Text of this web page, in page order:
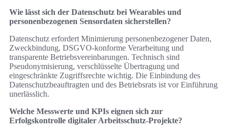
Wie lässt sich der Datenschutz bei Wearables und
personenbezogenen Sensordaten sicherstellen?
Datenschutz erfordert Minimierung personenbezogener Daten,
Zweckbindung, DSGVO‑konforme Verarbeitung und
transparente Betriebsvereinbarungen. Technisch sind
Pseudonymisierung, verschlüsselte Übertragung und
eingeschränkte Zugriffsrechte wichtig. Die Einbindung des
Datenschutzbeauftragten und des Betriebsrats ist vor Einführung
unerlässlich.
Welche Messwerte und KPIs eignen sich zur
Erfolgskontrolle digitaler Arbeitsschutz‑Projekte?